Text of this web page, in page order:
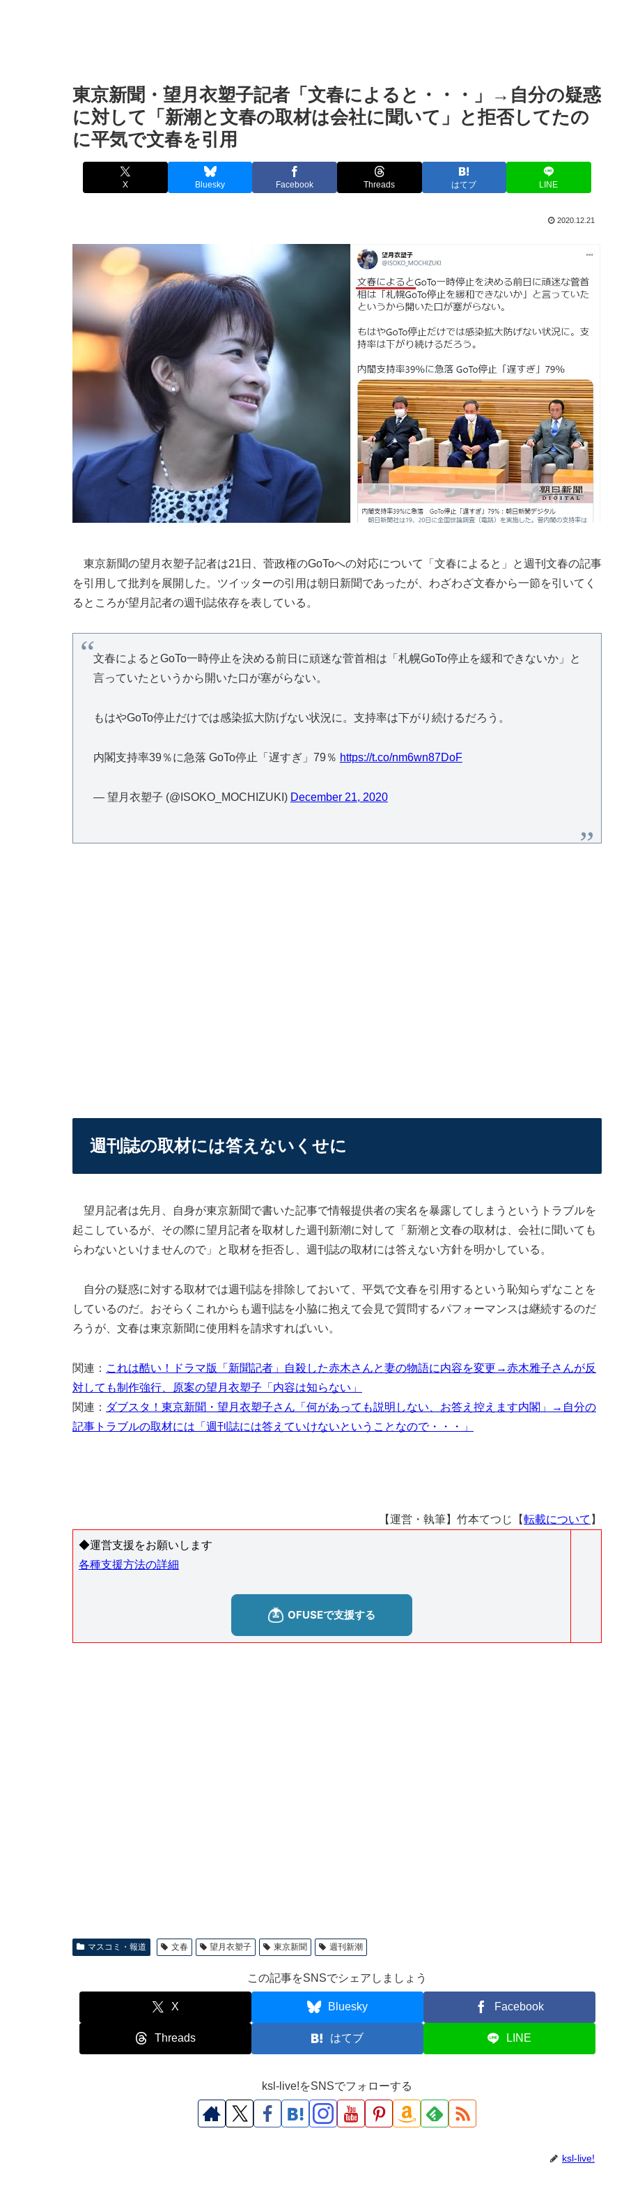
東京新聞・望月衣塑子記者「文春によると・・・」→自分の疑惑
に対して「新潮と文春の取材は会社に聞いて」と拒否してたの
に平気で文春を引用
X Bluesky Facebook Threads はてブ LINE
2020.12.21
東京新聞の望月衣塑子記者は21日、菅政権のGoToへの対応について「文春によると」と週刊文春の記事
を引用して批判を展開した。ツイッターの引用は朝日新聞であったが、わざわざ文春から一節を引いてく
るところが望月記者の週刊誌依存を表している。
文春によるとGoTo一時停止を決める前日に頑迷な菅首相は「札幌GoTo停止を緩和できないか」と
言っていたというから開いた口が塞がらない。
もはやGoTo停止だけでは感染拡大防げない状況に。支持率は下がり続けるだろう。
内閣支持率39％に急落 GoTo停止「遅すぎ」79％ https://t.co/nm6wn87DoF
— 望月衣塑子 (@ISOKO_MOCHIZUKI) December 21, 2020
週刊誌の取材には答えないくせに
望月記者は先月、自身が東京新聞で書いた記事で情報提供者の実名を暴露してしまうというトラブルを
起こしているが、その際に望月記者を取材した週刊新潮に対して「新潮と文春の取材は、会社に聞いても
らわないといけませんので」と取材を拒否し、週刊誌の取材には答えない方針を明かしている。
自分の疑惑に対する取材では週刊誌を排除しておいて、平気で文春を引用するという恥知らずなことを
しているのだ。おそらくこれからも週刊誌を小脇に抱えて会見で質問するパフォーマンスは継続するのだ
ろうが、文春は東京新聞に使用料を請求すればいい。
関連： これは酷い！ドラマ版「新聞記者」自殺した赤木さんと妻の物語に内容を変更→赤木雅子さんが反
対しても制作強行、原案の望月衣塑子「内容は知らない」
関連： ダブスタ！東京新聞・望月衣塑子さん「何があっても説明しない、お答え控えます内閣」→自分の
記事トラブルの取材には「週刊誌には答えていけないということなので・・・」
【運営・執筆】竹本てつじ【転載について 】
◆運営支援をお願いします
各種支援方法の詳細
マスコミ・報道 文春 望月衣塑子 東京新聞 週刊新潮
この記事をSNSでシェアしましょう
X Bluesky Facebook
Threads はてブ LINE
ksl-live!をSNSでフォローする
ksl-live!